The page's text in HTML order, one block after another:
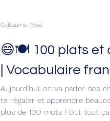
😄🍽️ 100 plats et
| Vocabulaire
Aujourd’hui, on va parler des
te régaler et apprendre
plus de 100 mots ! Oui, tout ça
Guillaume Posé